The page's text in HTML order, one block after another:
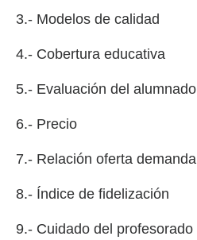
3.- Modelos de calidad
4.- Cobertura educativa
5.- Evaluación del alumnado
6.- Precio
7.- Relación oferta demanda
8.- Índice de fidelización
9.- Cuidado del profesorado